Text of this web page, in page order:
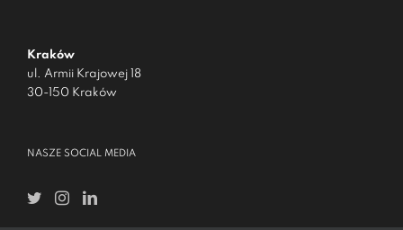
Kraków
ul. Armii Krajowej 18
30-150 Kraków
NASZE SOCIAL MEDIA